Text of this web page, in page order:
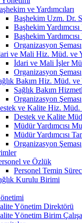
ve Yardımcıları
Başhekim Uzm. Dr.
Başhekim
Başhekim
Organizasyon Şeması
ve Mali Hiz. Müd. ve
İdari ve Mali İşler
Organizasyon Şeması
Bakım Hiz. Müd.
Sağlık Bakım
Organizasyon Şeması
ve Kalite Hiz. Müd.
Destek ve Kalite
Müdür Yardımcısı
Müdür Yardımcısı
Organizasyon Şeması
ve Özlük
Personel Temin
Kurulu Birimi
Yönetim Direktörü
Yönetim Birim